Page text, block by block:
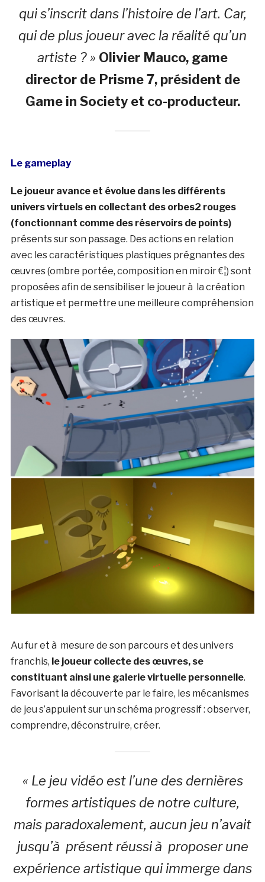
qui s’inscrit dans l’histoire de l’art. Car,
qui de plus joueur avec la réalité qu’un
artiste ? » Olivier Mauco, game
director de Prisme 7, président de
Game in Society et co-producteur.
Le gameplay
Le joueur avance et évolue dans les différents
univers virtuels en collectant des orbes2 rouges
(fonctionnant comme des réservoirs de points)
présents sur son passage. Des actions en relation
avec les caractéristiques plastiques prégnantes des
œuvres (ombre portée, composition en miroir €¦) sont
proposées afin de sensibiliser le joueur à la création
artistique et permettre une meilleure compréhension
des œuvres.
Au fur et à mesure de son parcours et des univers
franchis, le joueur collecte des œuvres, se
constituant ainsi une galerie virtuelle personnelle.
Favorisant la découverte par le faire, les mécanismes
de jeu s’appuient sur un schéma progressif : observer,
comprendre, déconstruire, créer.
« Le jeu vidéo est l’une des dernières
formes artistiques de notre culture,
mais paradoxalement, aucun jeu n’avait
jusqu’à présent réussi à proposer une
expérience artistique qui immerge dans